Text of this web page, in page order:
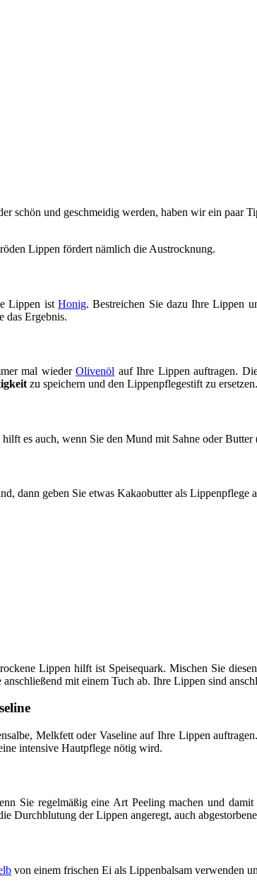
schön und geschmeidig werden, haben wir ein paar
Lippen fördert nämlich die Austrocknung.
Lippen ist Honig. Bestreichen Sie dazu Ihre Lippen
das Ergebnis.
mal wiederOlivenöl auf Ihre Lippen auftragen.
zu speichern und den Lippenpflegestift zu ersetzen.
es auch, wenn Sie den Mund mit Sahne oder Butter
dann geben Sie etwas Kakaobutter als Lippenpflege
Lippen hilft ist Speisequark. Mischen Sie
mit einem Tuch ab. Ihre Lippen sind
Melkfett oder Vaseline auf Ihre Lippen
intensive Hautpflege nötig wird.
Sie regelmäßig eine Art Peeling machen und
Durchblutung der Lippen angeregt, auch
von einem frischen Ei als Lippenbalsam verwenden